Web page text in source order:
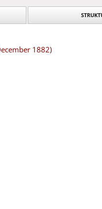
1882)